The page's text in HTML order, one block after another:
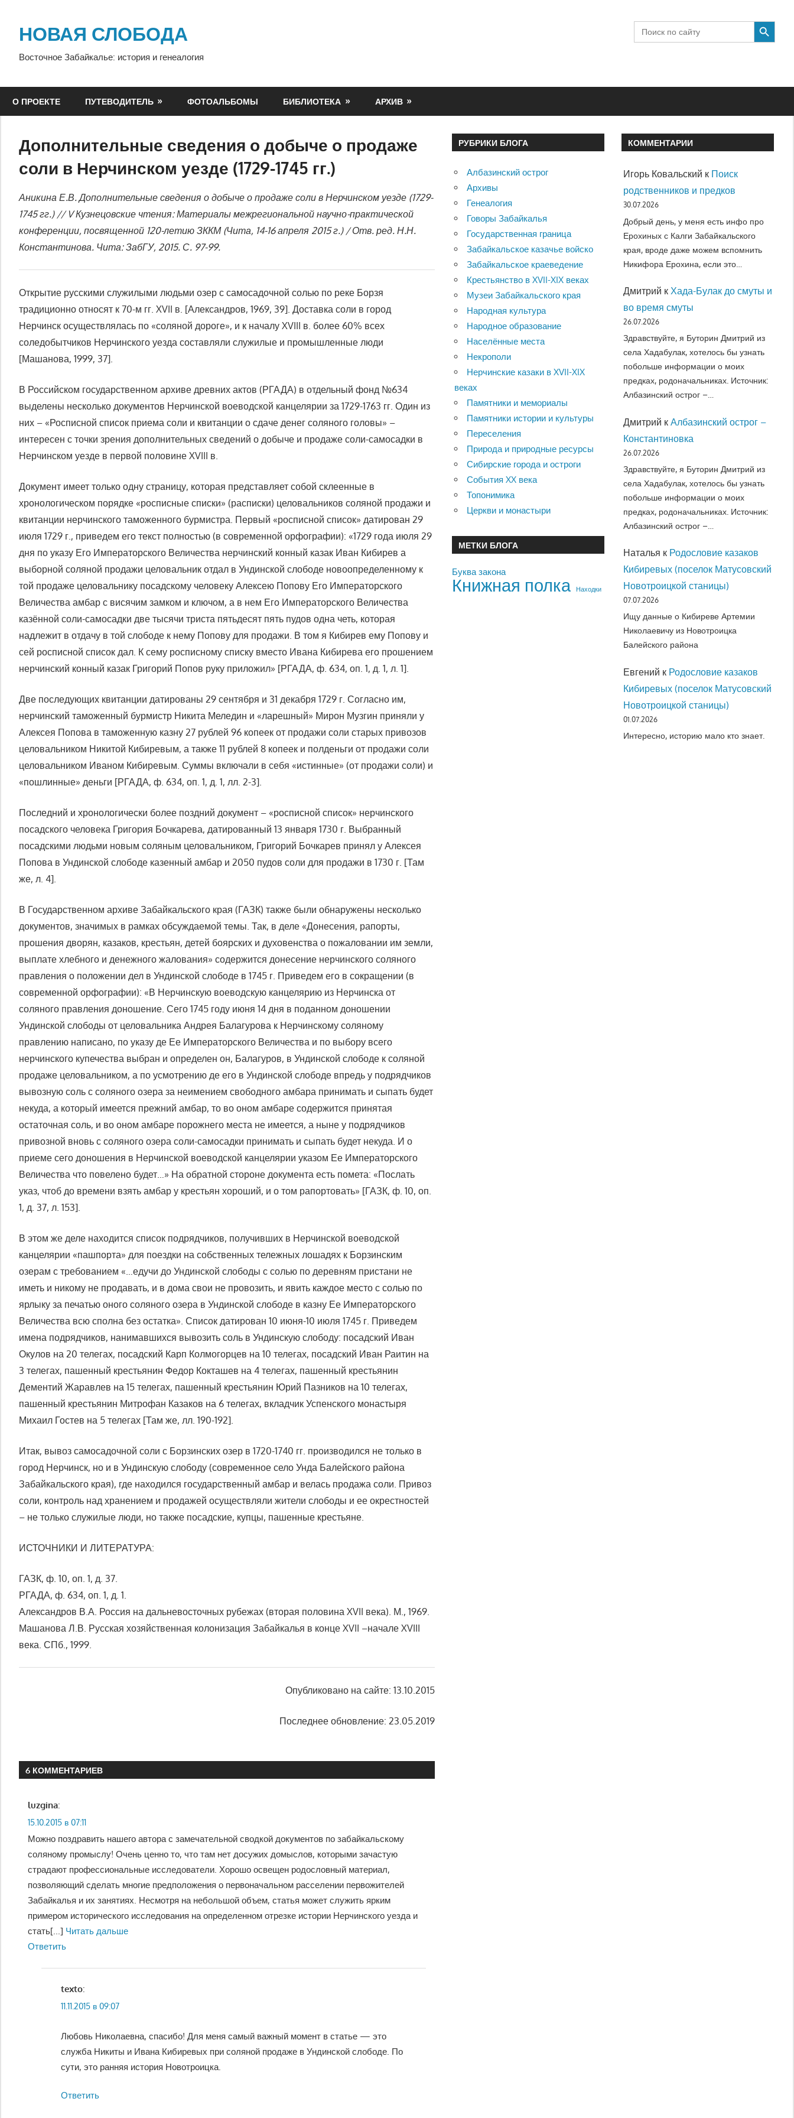
содержимому
НОВАЯ СЛОБОДА
Восточное Забайкалье: история и генеалогия
Search
for:
SEARCH BUTTON
О ПРОЕКТЕ ПУТЕВОДИТЕЛЬ ФОТОАЛЬБОМЫ БИБЛИОТЕКА АРХИВ
Дополнительные сведения о добыче о продаже
соли в Нерчинском уезде (1729-1745 гг.)
Аникина Е.В. Дополнительные сведения о добыче о продаже соли в Нерчинском уезде (1729-
1745 гг.) // V Кузнецовские чтения: Материалы межрегиональной научно-практической
конференции, посвященной 120-летию ЗККМ (Чита, 14-16 апреля 2015 г.) / Отв. ред. Н.Н.
Константинова. Чита: ЗабГУ, 2015. С. 97-99.
Открытие русскими служилыми людьми озер с самосадочной солью по реке Борзя
традиционно относят к 70-м гг. XVII в. [Александров, 1969, 39]. Доставка соли в город
Нерчинск осуществлялась по «соляной дороге», и к началу XVIII в. более 60% всех
соледобытчиков Нерчинского уезда составляли служилые и промышленные люди
[Машанова, 1999, 37].
В Российском государственном архиве древних актов (РГАДА) в отдельный фонд №634
выделены несколько документов Нерчинской воеводской канцелярии за 1729-1763 гг. Один из
них – «Росписной список приема соли и квитанции о сдаче денег соляного головы» –
интересен с точки зрения дополнительных сведений о добыче и продаже соли-самосадки в
Нерчинском уезде в первой половине XVIII в.
Документ имеет только одну страницу, которая представляет собой склеенные в
хронологическом порядке «росписные списки» (расписки) целовальников соляной продажи и
квитанции нерчинского таможенного бурмистра. Первый «росписной список» датирован 29
июля 1729 г., приведем его текст полностью (в современной орфографии): «1729 года июля 29
дня по указу Его Императорского Величества нерчинский конный казак Иван Кибирев а
выборной соляной продажи целовальник отдал в Ундинской слободе новоопределенному к
той продаже целовальнику посадскому человеку Алексею Попову Его Императорского
Величества амбар с висячим замком и ключом, а в нем Его Императорского Величества
казённой соли-самосадки две тысячи триста пятьдесят пять пудов одна четь, которая
надлежит в отдачу в той слободе к нему Попову для продажи. В том я Кибирев ему Попову и
сей росписной список дал. К сему росписному списку вместо Ивана Кибирева его прошением
нерчинский конный казак Григорий Попов руку приложил» [РГАДА, ф. 634, оп. 1, д. 1, л. 1].
Две последующих квитанции датированы 29 сентября и 31 декабря 1729 г. Согласно им,
нерчинский таможенный бурмистр Никита Меледин и «ларешный» Мирон Музгин приняли у
Алексея Попова в таможенную казну 27 рублей 96 копеек от продажи соли старых привозов
целовальником Никитой Кибиревым, а также 11 рублей 8 копеек и полденьги от продажи соли
целовальником Иваном Кибиревым. Суммы включали в себя «истинные» (от продажи соли) и
«пошлинные» деньги [РГАДА, ф. 634, оп. 1, д. 1, лл. 2-3].
Последний и хронологически более поздний документ – «росписной список» нерчинского
посадского человека Григория Бочкарева, датированный 13 января 1730 г. Выбранный
посадскими людьми новым соляным целовальником, Григорий Бочкарев принял у Алексея
Попова в Ундинской слободе казенный амбар и 2050 пудов соли для продажи в 1730 г. [Там
же, л. 4].
В Государственном архиве Забайкальского края (ГАЗК) также были обнаружены несколько
документов, значимых в рамках обсуждаемой темы. Так, в деле «Донесения, рапорты,
прошения дворян, казаков, крестьян, детей боярских и духовенства о пожаловании им земли,
выплате хлебного и денежного жалования» содержится донесение нерчинского соляного
правления о положении дел в Ундинской слободе в 1745 г. Приведем его в сокращении (в
современной орфографии): «В Нерчинскую воеводскую канцелярию из Нерчинска от
соляного правления доношение. Сего 1745 году июня 14 дня в поданном доношении
Ундинской слободы от целовальника Андрея Балагурова к Нерчинскому соляному
правлению написано, по указу де Ее Императорского Величества и по выбору всего
нерчинского купечества выбран и определен он, Балагуров, в Ундинской слободе к соляной
продаже целовальником, а по усмотрению де его в Ундинской слободе впредь у подрядчиков
вывозную соль с соляного озера за неимением свободного амбара принимать и сыпать будет
некуда, а который имеется прежний амбар, то во оном амбаре содержится принятая
остаточная соль, и во оном амбаре порожнего места не имеется, а ныне у подрядчиков
привозной вновь с соляного озера соли-самосадки принимать и сыпать будет некуда. И о
приеме сего доношения в Нерчинской воеводской канцелярии указом Ее Императорского
Величества что повелено будет…» На обратной стороне документа есть помета: «Послать
указ, чтоб до времени взять амбар у крестьян хороший, и о том рапортовать» [ГАЗК, ф. 10, оп.
1, д. 37, л. 153].
В этом же деле находится список подрядчиков, получивших в Нерчинской воеводской
канцелярии «пашпорта» для поездки на собственных тележных лошадях к Борзинским
озерам с требованием «…едучи до Ундинской слободы с солью по деревням пристани не
иметь и никому не продавать, и в дома свои не провозить, и явить каждое место с солью по
ярлыку за печатью оного соляного озера в Ундинской слободе в казну Ее Императорского
Величества всю сполна без остатка». Список датирован 10 июня-10 июля 1745 г. Приведем
имена подрядчиков, нанимавшихся вывозить соль в Ундинскую слободу: посадский Иван
Окулов на 20 телегах, посадский Карп Колмогорцев на 10 телегах, посадский Иван Раитин на
3 телегах, пашенный крестьянин Федор Кокташев на 4 телегах, пашенный крестьянин
Дементий Жаравлев на 15 телегах, пашенный крестьянин Юрий Пазников на 10 телегах,
пашенный крестьянин Митрофан Казаков на 6 телегах, вкладчик Успенского монастыря
Михаил Гостев на 5 телегах [Там же, лл. 190-192].
Итак, вывоз самосадочной соли с Борзинских озер в 1720-1740 гг. производился не только в
город Нерчинск, но и в Ундинскую слободу (современное село Унда Балейского района
Забайкальского края), где находился государственный амбар и велась продажа соли. Привоз
соли, контроль над хранением и продажей осуществляли жители слободы и ее окрестностей
– не только служилые люди, но также посадские, купцы, пашенные крестьяне.
ИСТОЧНИКИ И ЛИТЕРАТУРА:
ГАЗК, ф. 10, оп. 1, д. 37.
РГАДА, ф. 634, оп. 1, д. 1.
Александров В.А. Россия на дальневосточных рубежах (вторая половина XVII века). М., 1969.
Машанова Л.В. Русская хозяйственная колонизация Забайкалья в конце XVII –начале XVIII
века. СПб., 1999.
Опубликовано на сайте: 13.10.2015
Последнее обновление: 23.05.2019
6 КОММЕНТАРИЕВ
luzgina:
15.10.2015 в 07:11
Можно поздравить нашего автора с замечательной сводкой документов по забайкальскому
соляному промыслу! Очень ценно то, что там нет досужих домыслов, которыми зачастую
страдают профессиональные исследователи. Хорошо освещен родословный материал,
позволяющий сделать многие предположения о первоначальном расселении первожителей
Забайкалья и их занятиях. Несмотря на небольшой объем, статья может служить ярким
примером исторического исследования на определенном отрезке истории Нерчинского уезда и
стать[...] Читать дальше
Ответить
texto:
11.11.2015 в 09:07
Любовь Николаевна, спасибо! Для меня самый важный момент в статье — это
служба Никиты и Ивана Кибиревых при соляной продаже в Ундинской слободе. По
сути, это ранняя история Новотроицка.
Ответить
РУБРИКИ БЛОГА
Албазинский острог
Архивы
Генеалогия
Говоры Забайкалья
Государственная граница
Забайкальское казачье войско
Забайкальское краеведение
Крестьянство в XVII-XIX веках
Музеи Забайкальского края
Народная культура
Народное образование
Населённые места
Некрополи
Нерчинские казаки в XVII-XIX
веках
Памятники и мемориалы
Памятники истории и культуры
Переселения
Природа и природные ресурсы
Сибирские города и остроги
События XX века
Топонимика
Церкви и монастыри
МЕТКИ БЛОГА
Буква закона
Книжная полка Находки
КОММЕНТАРИИ
Игорь Ковальский к Поиск
родственников и предков
30.07.2026
Добрый день, у меня есть инфо про
Ерохиных с Калги Забайкальского
края, вроде даже можем вспомнить
Никифора Ерохина, если это…
Дмитрий к Хада-Булак до смуты и
во время смуты
26.07.2026
Здравствуйте, я Буторин Дмитрий из
села Хадабулак, хотелось бы узнать
побольше информации о моих
предках, родоначальниках. Источник:
Албазинский острог –…
Дмитрий к Албазинский острог –
Константиновка
26.07.2026
Здравствуйте, я Буторин Дмитрий из
села Хадабулак, хотелось бы узнать
побольше информации о моих
предках, родоначальниках. Источник:
Албазинский острог –…
Наталья к Родословие казаков
Кибиревых (поселок Матусовский
Новотроицкой станицы)
07.07.2026
Ищу данные о Кибиреве Артемии
Николаевичу из Новотроицка
Балейского района
Евгений к Родословие казаков
Кибиревых (поселок Матусовский
Новотроицкой станицы)
01.07.2026
Интересно, историю мало кто знает.